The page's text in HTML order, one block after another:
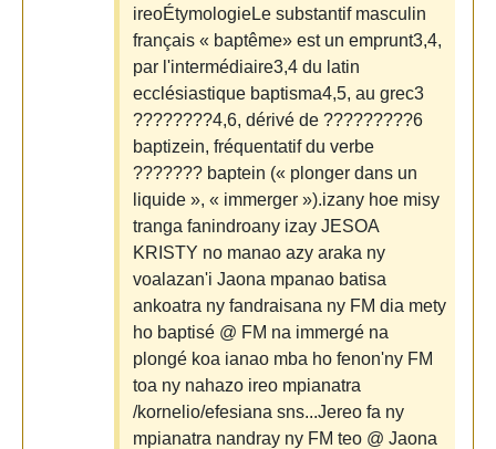
ireoÉtymologieLe substantif masculin
français « baptême» est un emprunt3,4,
par l'intermédiaire3,4 du latin
ecclésiastique baptisma4,5, au grec3
????????4,6, dérivé de ?????????6
baptizein, fréquentatif du verbe
??????? baptein (« plonger dans un
liquide », « immerger »).izany hoe misy
tranga fanindroany izay JESOA
KRISTY no manao azy araka ny
voalazan'i Jaona mpanao batisa
ankoatra ny fandraisana ny FM dia mety
ho baptisé @ FM na immergé na
plongé koa ianao mba ho fenon'ny FM
toa ny nahazo ireo mpianatra
/kornelio/efesiana sns...Jereo fa ny
mpianatra nandray ny FM teo @ Jaona